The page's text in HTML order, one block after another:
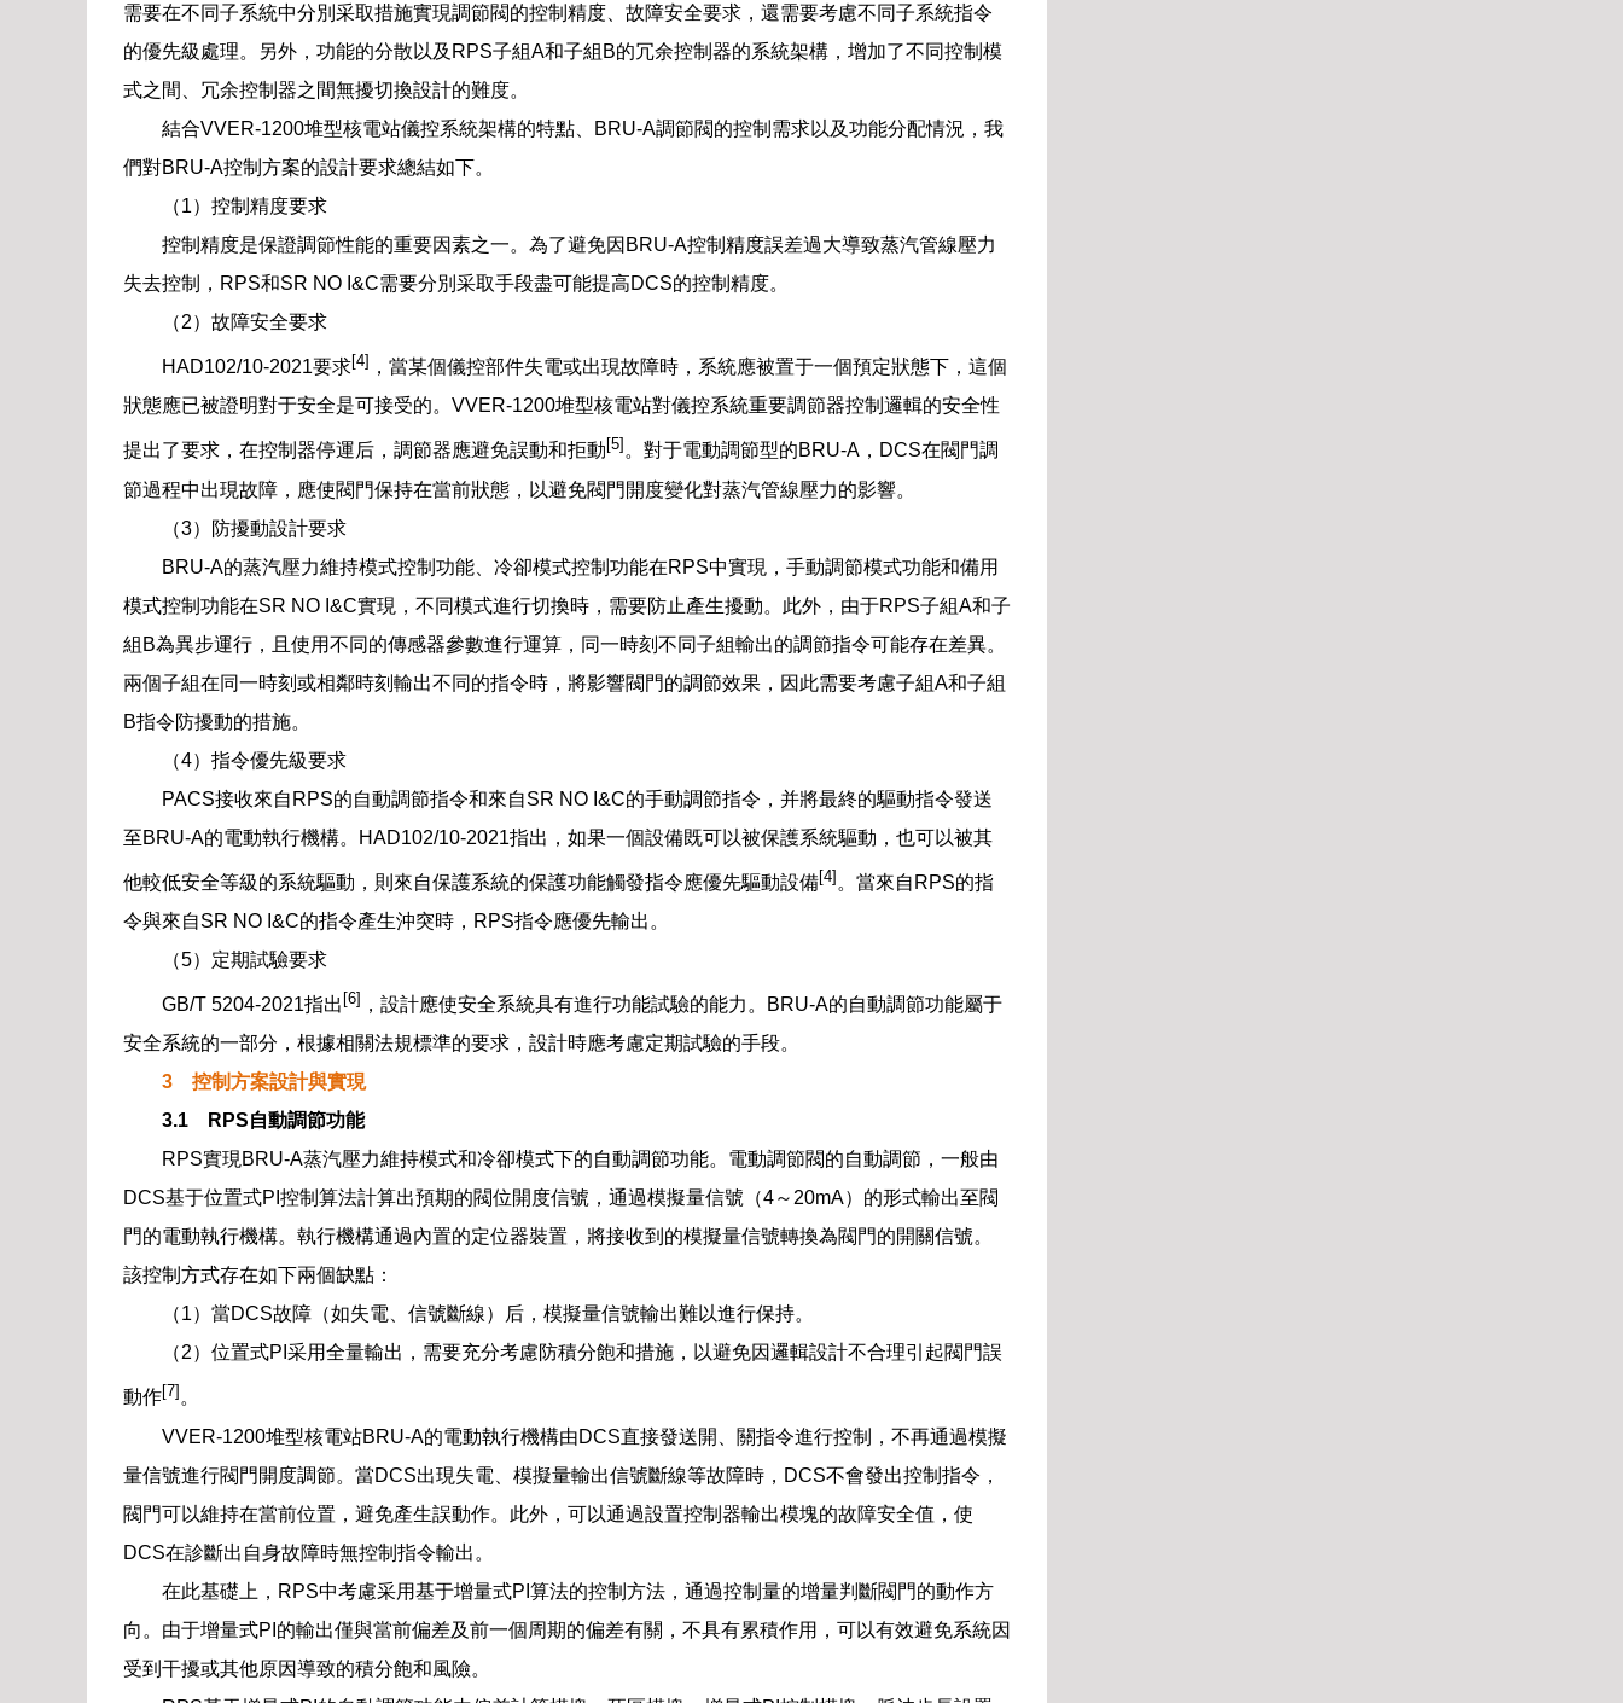
需要在不同子系統中分別采取措施實現調節閥的控制精度、故障安全要求，還需要考慮不同子系統指令
的優先級處理。另外，功能的分散以及RPS子組A和子組B的冗余控制器的系統架構，增加了不同控制模
式之間、冗余控制器之間無擾切換設計的難度。
結合VVER-1200堆型核電站儀控系統架構的特點、BRU-A調節閥的控制需求以及功能分配情況，我
們對BRU-A控制方案的設計要求總結如下。
（1）控制精度要求
控制精度是保證調節性能的重要因素之一。為了避免因BRU-A控制精度誤差過大導致蒸汽管線壓力
失去控制，RPS和SR NO I&C需要分別采取手段盡可能提高DCS的控制精度。
（2）故障安全要求
HAD102/10-2021要求[4] ，當某個儀控部件失電或出現故障時，系統應被置于一個預定狀態下，這個
狀態應已被證明對于安全是可接受的。VVER-1200堆型核電站對儀控系統重要調節器控制邏輯的安全性
提出了要求，在控制器停運后，調節器應避免誤動和拒動 [5] 。對于電動調節型的BRU-A，DCS在閥門調
節過程中出現故障，應使閥門保持在當前狀態，以避免閥門開度變化對蒸汽管線壓力的影響。
（3）防擾動設計要求
BRU-A的蒸汽壓力維持模式控制功能、冷卻模式控制功能在RPS中實現，手動調節模式功能和備用
模式控制功能在SR NO I&C實現，不同模式進行切換時，需要防止產生擾動。此外，由于RPS子組A和子
組B為異步運行，且使用不同的傳感器參數進行運算，同一時刻不同子組輸出的調節指令可能存在差異。
兩個子組在同一時刻或相鄰時刻輸出不同的指令時，將影響閥門的調節效果，因此需要考慮子組A和子組
B指令防擾動的措施。
（4）指令優先級要求
PACS接收來自RPS的自動調節指令和來自SR NO I&C的手動調節指令，并將最終的驅動指令發送
至BRU-A的電動執行機構。HAD102/10-2021指出，如果一個設備既可以被保護系統驅動，也可以被其
他較低安全等級的系統驅動，則來自保護系統的保護功能觸發指令應優先驅動設備[4] 。當來自RPS的指
令與來自SR NO I&C的指令產生沖突時，RPS指令應優先輸出。
（5）定期試驗要求
GB/T 5204-2021指出 [6] ，設計應使安全系統具有進行功能試驗的能力。BRU-A的自動調節功能屬于
安全系統的一部分，根據相關法規標準的要求，設計時應考慮定期試驗的手段。
3 控制方案設計與實現
3.1 RPS自動調節功能
RPS實現BRU-A蒸汽壓力維持模式和冷卻模式下的自動調節功能。電動調節閥的自動調節，一般由
DCS基于位置式PI控制算法計算出預期的閥位開度信號，通過模擬量信號（4～20mA）的形式輸出至閥
門的電動執行機構。執行機構通過內置的定位器裝置，將接收到的模擬量信號轉換為閥門的開關信號。
該控制方式存在如下兩個缺點：
（1）當DCS故障（如失電、信號斷線）后，模擬量信號輸出難以進行保持。
（2）位置式PI采用全量輸出，需要充分考慮防積分飽和措施，以避免因邏輯設計不合理引起閥門誤
動作[7] 。
VVER-1200堆型核電站BRU-A的電動執行機構由DCS直接發送開、關指令進行控制，不再通過模擬
量信號進行閥門開度調節。當DCS出現失電、模擬量輸出信號斷線等故障時，DCS不會發出控制指令，
閥門可以維持在當前位置，避免產生誤動作。此外，可以通過設置控制器輸出模塊的故障安全值，使
DCS在診斷出自身故障時無控制指令輸出。
在此基礎上，RPS中考慮采用基于增量式PI算法的控制方法，通過控制量的增量判斷閥門的動作方
向。由于增量式PI的輸出僅與當前偏差及前一個周期的偏差有關，不具有累積作用，可以有效避免系統因
受到干擾或其他原因導致的積分飽和風險。